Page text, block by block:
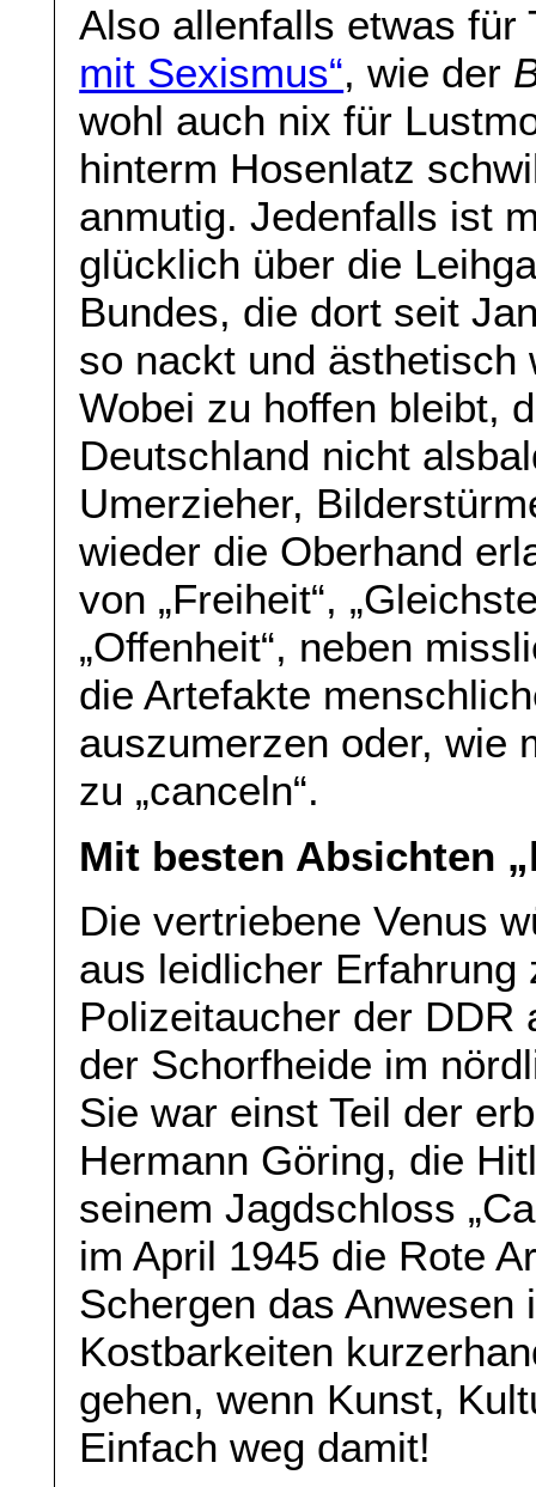
Also allenfalls etwas
mit Sexismus“, wie der
wohl auch nix für
hinterm Hosenlatz
anmutig. Jedenfalls ist
glücklich über die
Bundes, die dort seit
so nackt und ästhetisch
Wobei zu hoffen bleibt,
Deutschland nicht
Umerzieher,
wieder die Oberhand
von „Freiheit“,
„Offenheit“, neben
die Artefakte
auszumerzen oder, wie
zu „canceln“.
Mit besten Absichten
Die vertriebene Venus
aus leidlicher
Polizeitaucher der DDR
der Schorfheide im
Sie war einst Teil der
Hermann Göring, die
seinem Jagdschloss
im April 1945 die Rote
Schergen das
Kostbarkeiten
gehen, wenn Kunst,
Einfach weg damit!